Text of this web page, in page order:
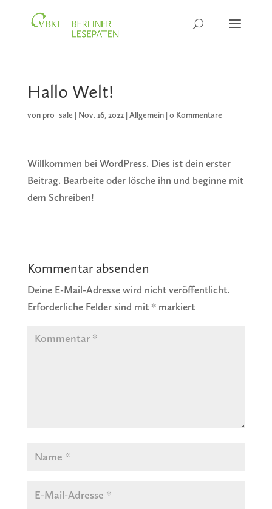
Hallo Welt!
von pro_sale| Nov. 16, 2022|Allgemein|0 Kommentare
Willkommen bei WordPress. Dies ist dein erster
Beitrag. Bearbeite oder lösche ihn und beginne mit
dem Schreiben!
Kommentar absenden
Deine E-Mail-Adresse wird nicht veröffentlicht.
Erforderliche Felder sind mit *markiert